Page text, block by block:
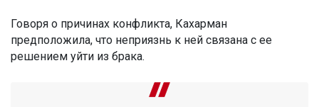
Говоря о причинах конфликта, Кахарман
предположила, что неприязнь к ней связана с ее
решением уйти из брака.